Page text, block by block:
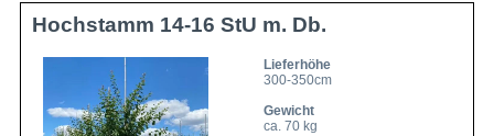
Hochstamm 14-16 StU m. Db.
Lieferhöhe
300-350cm
Gewicht
ca. 70 kg